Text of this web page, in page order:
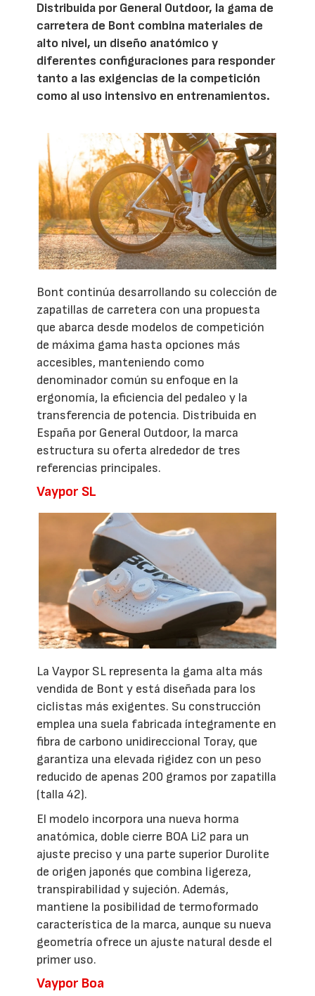
Distribuida por General Outdoor, la gama de
carretera de Bont combina materiales de
alto nivel, un diseño anatómico y
diferentes configuraciones para responder
tanto a las exigencias de la competición
como al uso intensivo en entrenamientos.
Bont continúa desarrollando su colección de
zapatillas de carretera con una propuesta
que abarca desde modelos de competición
de máxima gama hasta opciones más
accesibles, manteniendo como
denominador común su enfoque en la
ergonomía, la eficiencia del pedaleo y la
transferencia de potencia. Distribuida en
España por General Outdoor, la marca
estructura su oferta alrededor de tres
referencias principales.
Vaypor SL
La Vaypor SL representa la gama alta más
vendida de Bont y está diseñada para los
ciclistas más exigentes. Su construcción
emplea una suela fabricada íntegramente en
fibra de carbono unidireccional Toray, que
garantiza una elevada rigidez con un peso
reducido de apenas 200 gramos por zapatilla
(talla 42).
El modelo incorpora una nueva horma
anatómica, doble cierre BOA Li2 para un
ajuste preciso y una parte superior Durolite
de origen japonés que combina ligereza,
transpirabilidad y sujeción. Además,
mantiene la posibilidad de termoformado
característica de la marca, aunque su nueva
geometría ofrece un ajuste natural desde el
primer uso.
Vaypor Boa